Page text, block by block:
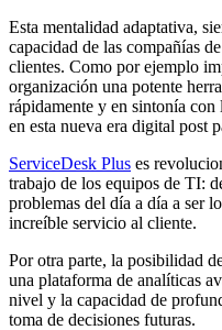
Esta mentalidad adaptativa,
capacidad de las compañías
clientes. Como por ejemplo
organización una potente
rápidamente y en sintonía
en esta nueva era digital post
ServiceDesk Plus es
trabajo de los equipos de TI:
problemas del día a día a ser
increíble servicio al cliente.
Por otra parte, la posibilidad
una plataforma de analíticas
nivel y la capacidad de
toma de decisiones futuras.